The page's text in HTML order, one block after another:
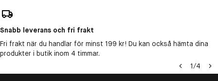
Snabb leverans och fri frakt
Fri frakt när du handlar för minst 199 kr! Du kan också hämta dina
produkter i butik inom 4 timmar.
1/4